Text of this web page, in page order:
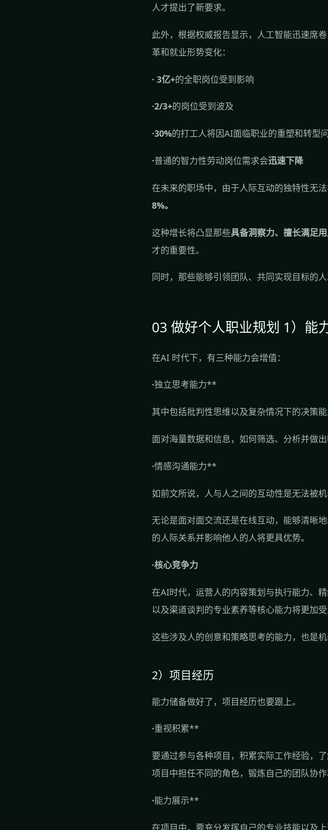
人才提出了新要求。
此外，根据权威报告显示，人工智能迅速席
革和就业形势变化：
· 3亿+的全职岗位受到影响
·2/3+的岗位受到波及
·30%的打工人将因AI面临职业的重塑和转型
·普通的智力性劳动岗位需求会迅速下降
在未来的职场中，由于人际互动的独特性无
8%。
这种增长将凸显那些具备洞察力、擅长满足
才的重要性。
同时，那些能够引领团队、共同实现目标的
03 做好个人职业规划 1）能
在AI 时代下，有三种能力会增值：
·独立思考能力**
其中包括批判性思维以及复杂情况下的决策能
面对海量数据和信息，如何筛选、分析并做
·情感沟通能力**
如前文所说，人与人之间的互动性是无法被机
无论是面对面交流还是在线互动，能够清晰
的人际关系并影响他人的人将更具优势。
·核心竞争力
在AI时代，运营人的内容策划与执行能力、
以及渠道谈判的专业素养等核心能力将更加受
这些涉及人的创意和策略思考的能力，也是机
2）项目经历
能力储备做好了，项目经历也要跟上。
·重视积累**
要通过参与各种项目，积累实际工作经验，
项目中担任不同的角色，锻炼自己的团队协作
·能力展示**
在项目中，要充分发挥自己的专业技能以及